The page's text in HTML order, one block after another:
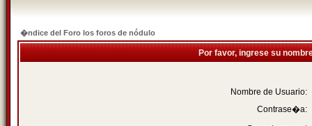
�ndice del Foro los foros de nódulo
Por favor, ingrese su
Nombre de Usuario:
Contrase�a: